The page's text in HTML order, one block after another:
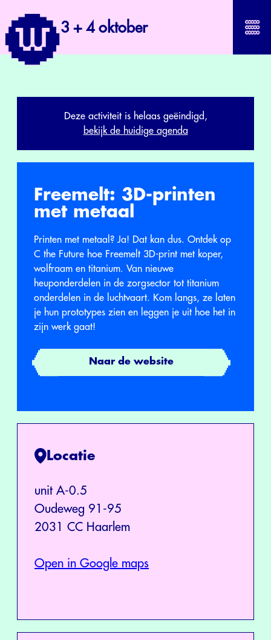
3 + 4 oktober
Deze activiteit is helaas geëindigd,
bekijk de huidige agenda
Freemelt: 3D-printen
met metaal
Printen met metaal? Ja! Dat kan dus. Ontdek op
C the Future hoe Freemelt 3D-print met koper,
wolfraam en titanium. Van nieuwe
heuponderdelen in de zorgsector tot titanium
onderdelen in de luchtvaart. Kom langs, ze laten
je hun prototypes zien en leggen je uit hoe het in
zijn werk gaat!
Naar de website
Locatie
unit A-0.5
Oudeweg 91-95
2031 CC Haarlem
Open in Google maps